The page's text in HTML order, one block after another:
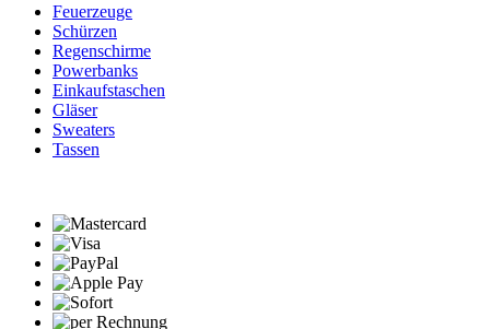
Feuerzeuge
Schürzen
Regenschirme
Powerbanks
Einkaufstaschen
Gläser
Sweaters
Tassen